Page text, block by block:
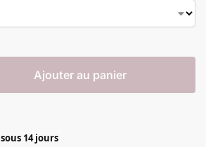
Ajouter au panier
sous 14 jours